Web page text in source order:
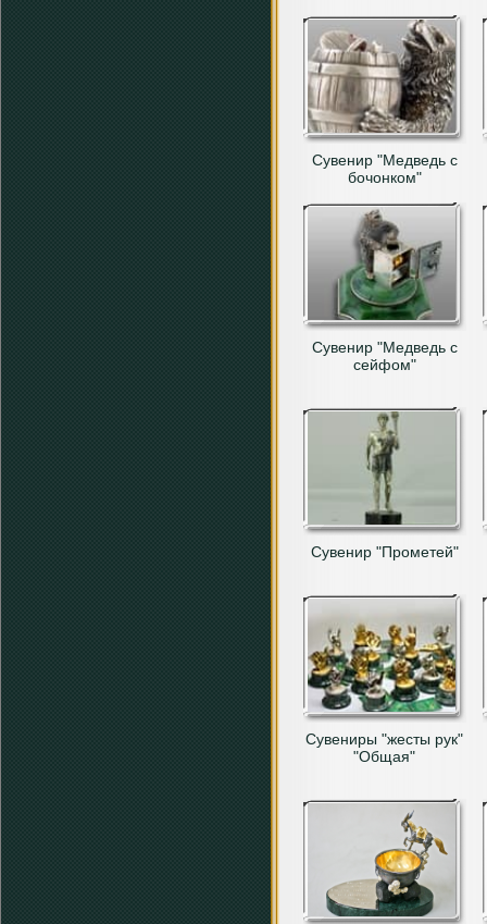
Сувенир "Медведь с
бочонком"
Сувенир "Медведь с
сейфом"
Сувенир "Прометей"
Сувениры "жесты рук"
"Общая"